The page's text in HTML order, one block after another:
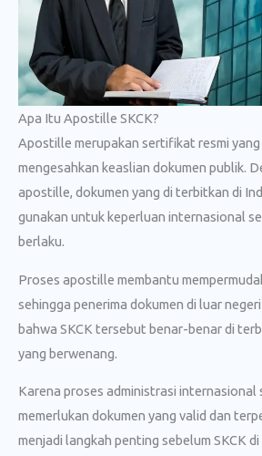
Apa Itu Apostille SKCK?
Apostille merupakan sertifikat resmi
mengesahkan keaslian dokumen publik.
apostille, dokumen yang di terbitkan di
gunakan untuk keperluan internasional
berlaku.
Proses apostille membantu
sehingga penerima dokumen di luar
bahwa SKCK tersebut benar-benar di
yang berwenang.
Karena proses administrasi internasional
memerlukan dokumen yang valid dan
menjadi langkah penting sebelum SKCK